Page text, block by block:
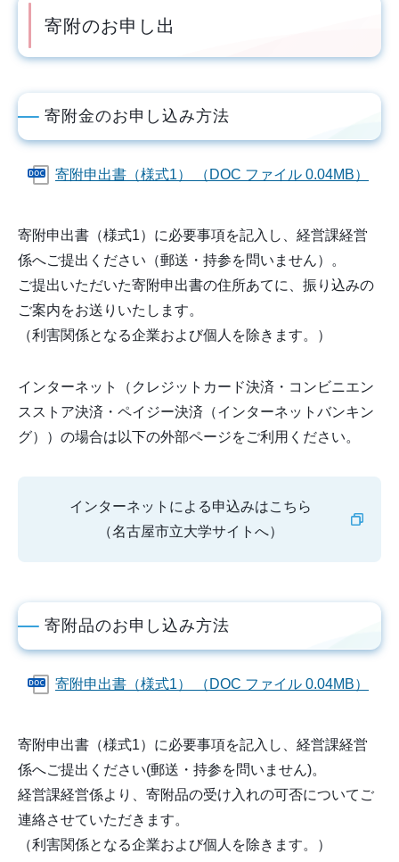
寄附のお申し出
寄附金のお申し込み方法
寄附申出書（様式1） （DOC ファイル 0.04MB）
寄附申出書（様式1）に必要事項を記入し、経営課経営
係へご提出ください（郵送・持参を問いません）。
ご提出いただいた寄附申出書の住所あてに、振り込みの
ご案内をお送りいたします。
（利害関係となる企業および個人を除きます。）
インターネット（クレジットカード決済・コンビニエン
スストア決済・ペイジー決済（インターネットバンキン
グ））の場合は以下の外部ページをご利用ください。
インターネットによる申込みはこちら
（名古屋市立大学サイトへ）
寄附品のお申し込み方法
寄附申出書（様式1） （DOC ファイル 0.04MB）
寄附申出書（様式1）に必要事項を記入し、経営課経営
係へご提出ください(郵送・持参を問いません)。
経営課経営係より、寄附品の受け入れの可否についてご
連絡させていただきます。
（利害関係となる企業および個人を除きます。）